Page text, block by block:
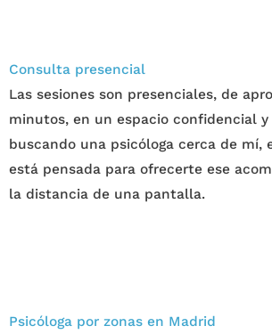
Consulta presencial
Las sesiones son presenciales, de
minutos, en un espacio confidencial y
buscando una psicóloga cerca de mí,
está pensada para ofrecerte ese
la distancia de una pantalla.
Psicóloga por zonas en Madrid